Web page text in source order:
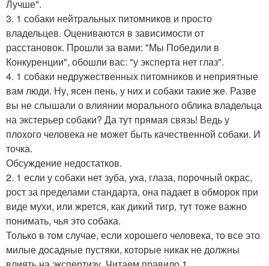
Лучше".
3. 1 собаки нейтральных питомников и просто
владельцев. Оцениваются в зависимости от
расстановок. Прошли за вами: "Мы Победили в
Конкуренции", обошли вас: "у эксперта нет глаз".
4. 1 собаки недружественных питомников и неприятные
вам люди. Ну, ясен пень, у них и собаки такие же. Разве
вы не слышали о влиянии морального облика владельца
на экстерьер собаки? Да тут прямая связь! Ведь у
плохого человека не может быть качественной собаки. И
точка.
Обсуждение недостатков.
2. 1 если у собаки нет зуба, уха, глаза, порочный окрас,
рост за пределами стандарта, она падает в обморок при
виде мухи, или жрется, как дикий тигр, тут тоже важно
понимать, чья это собака.
Только в том случае, если хорошего человека, то все это
милые досадные пустяки, которые никак не должны